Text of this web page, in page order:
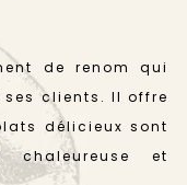
de renom qui
ses clients. Il offre
délicieux sont
et